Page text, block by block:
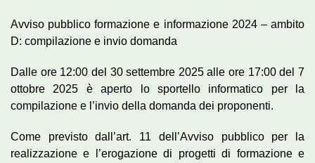
Avviso pubblico formazione e informazione 2024 – ambito
D: compilazione e invio domanda
Dalle ore 12:00 del 30 settembre 2025 alle ore 17:00 del 7
ottobre 2025 è aperto lo sportello informatico per la
compilazione e l’invio della domanda dei proponenti.
Come previsto dall’art. 11 dell’Avviso pubblico per la
realizzazione e l’erogazione di progetti di formazione e